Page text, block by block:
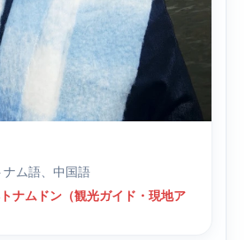
ム語、中国語
ナムドン（観光ガイド・現地ア